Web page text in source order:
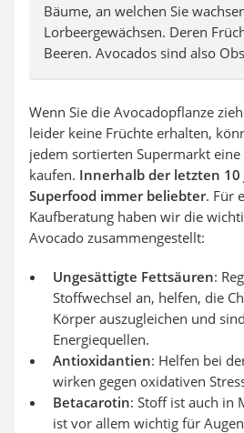
Bäume, an welchen Sie
Lorbeergewächsen. Deren
Beeren. Avocados sind also
Wenn Sie die Avocadopflanze
leider keine Früchte erhalten,
jedem sortierten Supermarkt
kaufen. Innerhalb der letzten 10
Superfood immer beliebter. Für
Kaufberatung haben wir die
Avocado zusammengestellt:
Ungesättigte Fettsäuren:
Stoffwechsel an, helfen, die
Körper auszugleichen und
Energiequellen.
Antioxidantien: Helfen bei
wirken gegen oxidativen
Betacarotin: Stoff ist auch in
ist vor allem wichtig für